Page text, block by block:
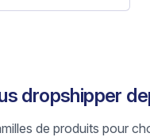
dropshipper
de produits pour